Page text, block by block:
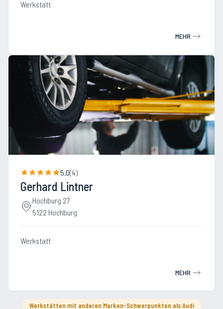
Werkstatt
MEHR
5.0(4)
Gerhard Lintner
Hochburg 27
5122 Hochburg
Werkstatt
MEHR
Werkstätten mit anderen Marken-Schwerpunkten als Audi